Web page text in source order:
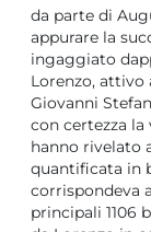
da parte di
appurare la
ingaggiato
Lorenzo, attivo
Giovanni
con certezza la
hanno rivelato
quantificata in
corrispondeva
principali 1106